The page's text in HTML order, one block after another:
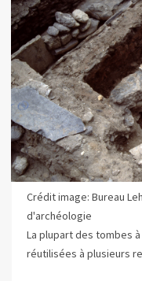
Crédit image: Bureau
d'archéologie
La plupart des tombes
réutilisées à plusieurs